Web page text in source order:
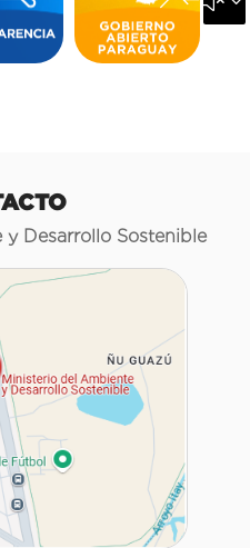
Desarrollo Sostenible